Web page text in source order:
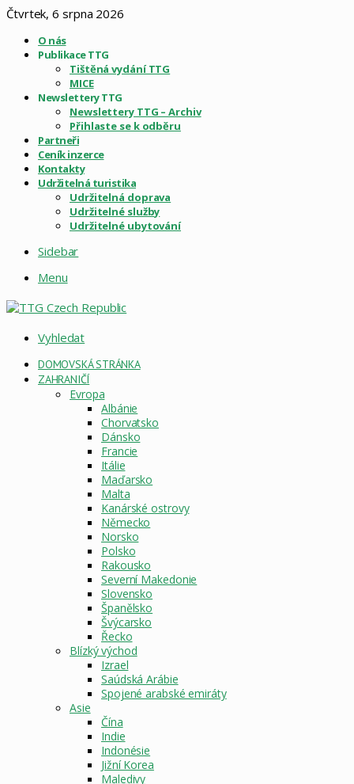
Čtvrtek, 6 srpna 2026
O nás
Publikace TTG
Tištěná vydání TTG
MICE
Newslettery TTG
Newslettery TTG – Archiv
Přihlaste se k odběru
Partneři
Ceník inzerce
Kontakty
Udržitelná turistika
Udržitelná doprava
Udržitelné služby
Udržitelné ubytování
Sidebar
Menu
Vyhledat
DOMOVSKÁ STRÁNKA
ZAHRANIČÍ
Evropa
Albánie
Chorvatsko
Dánsko
Francie
Itálie
Maďarsko
Malta
Kanárské ostrovy
Německo
Norsko
Polsko
Rakousko
Severní Makedonie
Slovensko
Španělsko
Švýcarsko
Řecko
Blízký východ
Izrael
Saúdská Arábie
Spojené arabské emiráty
Asie
Čína
Indie
Indonésie
Jižní Korea
Maledivy